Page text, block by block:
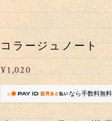
コラージュノート
¥1,020
なら手数料無